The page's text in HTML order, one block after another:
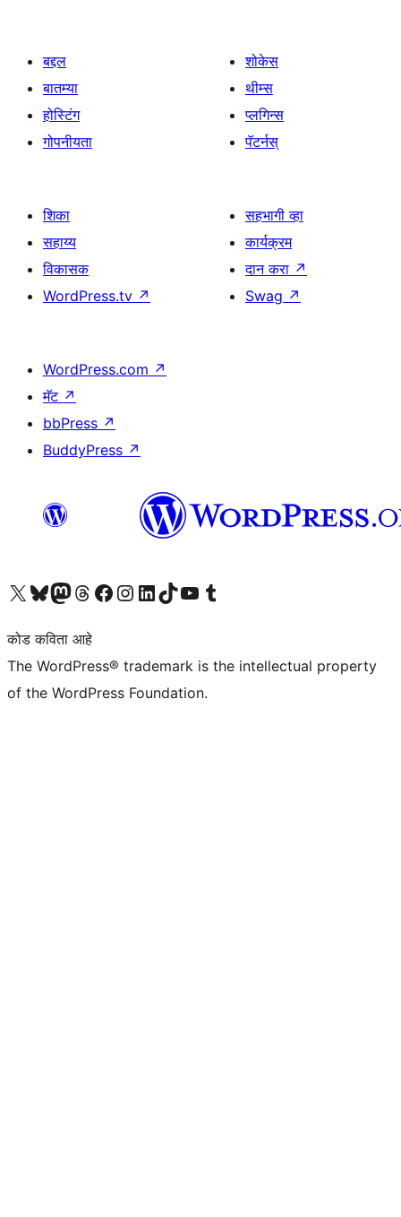
बद्दल
बातम्या
होस्टिंग
गोपनीयता
शोकेस
थीम्स
प्लगिन्स
पॅटर्नस्
शिका
सहाय्य
विकासक
WordPress.tv ↗
सहभागी व्हा
कार्यक्रम
दान करा ↗
Swag ↗
WordPress.com ↗
मॅट ↗
bbPress ↗
BuddyPress ↗
आमच्या X (एक्स) (पूर्वीचे ट्विटर) खात्याला भेट द्या आमच्या ब्लूस्की खात्याला भेट द्या.आमच्या Mastodon खात्याला भेट द्या.आमच्या थ्रेड्स खात्याला भेट द्या. आमच्या फेसबुक पेजला भेट द्या आमच्या इंस्टाग्राम खात्याला भेट द्या आमच्या लिंक्डइन खात्याला भेट द्या आमच्या टिकटॉक अकाउंटला भेट द्या.आमच्या यूट्यूब चॅनेलला भेट द्या आमच्या टंबलर खात्याला भेट द्या.
कोड कविता आहे
The WordPress® trademark is the intellectual property
of the WordPress Foundation.